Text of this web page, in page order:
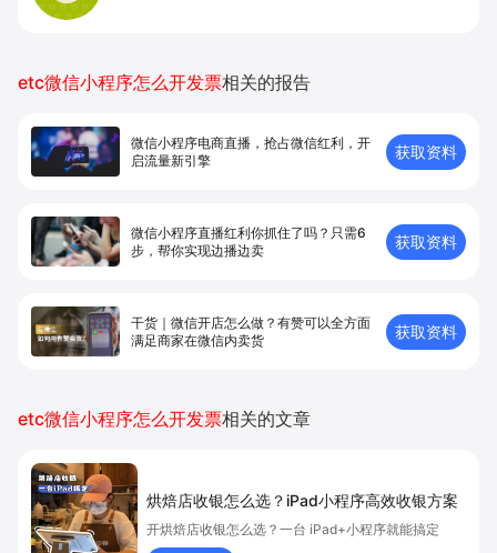
etc微信小程序怎么开发票相关的报告
微信小程序电商直播，抢占微信红利，开
启流量新引擎
获取资料
微信小程序直播红利你抓住了吗？只需6
步，帮你实现边播边卖
获取资料
干货｜微信开店怎么做？有赞可以全方面
满足商家在微信内卖货
获取资料
etc微信小程序怎么开发票相关的文章
烘焙店收银怎么选？iPad小程序高效收银方案
开烘焙店收银怎么选？一台 iPad+小程序就能搞定